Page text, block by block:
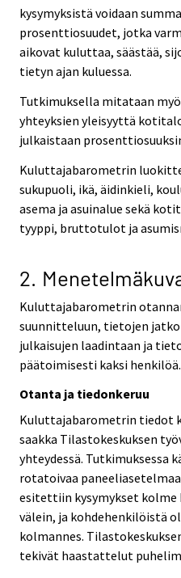
kysymyksistä voidaan
prosenttiosuudet, jotka
aikovat kuluttaa, säästää,
tietyn ajan kuluessa.
Tutkimuksella mitataan
yhteyksien yleisyyttä
julkaistaan
Kuluttajabarometrin
sukupuoli, ikä, äidinkieli,
asema ja asuinalue sekä
tyyppi, bruttotulot ja
2.
Kuluttajabarometrin
suunnitteluun, tietojen
julkaisujen laadintaan ja
päätoimisesti kaksi henkilöä.
Otanta ja tiedonkeruu
Kuluttajabarometrin tiedot
saakka Tilastokeskuksen
yhteydessä. Tutkimuksessa
rotatoivaa
esitettiin kysymykset kolme
välein, ja kohdehenkilöistä
kolmannes.
tekivät haastattelut